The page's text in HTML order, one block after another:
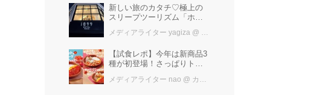
新しい旅のカタチ♡極上の
スリープツーリズム「ホテ
で「ととの寝」快眠ステイ
メディアライター yagiza @ カワコレメディア編集部
【試食レポ】今年は新商品3
種が初登場！さっぱりトマ
びっくりドンキーの「トマ
メディアライター nao @ カワコレメディア編集部